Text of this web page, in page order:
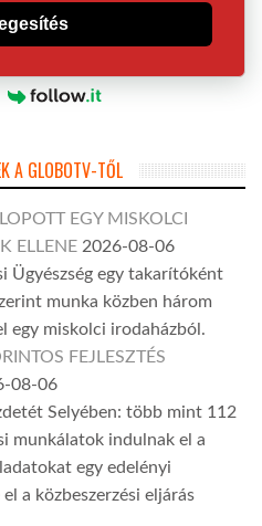
A GLOBOTV-TŐL
EGY MISKOLCI
ELLENE 2026-08-06
Ügyészség egy takarítóként
munka közben három
miskolci irodaházból.
FEJLESZTÉS
08-06
Selyében: több mint 112
munkálatok indulnak el a
egy edelényi
a közbeszerzési eljárás